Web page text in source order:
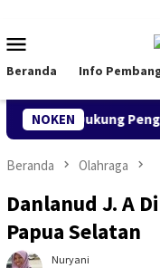
konten
Mobile
Beranda Info
NOKEN
Dukung
Beranda Olahraga
Danlanud J. A
Papua Selatan
Nuryani